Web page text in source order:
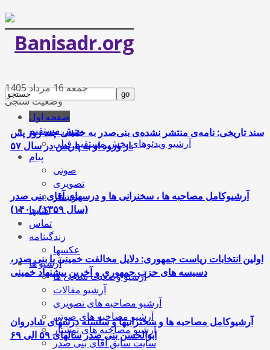
صفحه اول
پخش مستقیم
آرشیو ویدئوهای پخش مستقیم قبلی
پیام
صوتی
تصویری
نوشتار
کتابها
تماس
زندگینامه
عکسها
آرشیو ها
آرشیو وضعیت سنجی ها
آرشیو مقالات
آرشیو مصاخبه های تصویری
آرشیو مصاخبه های صوتی
آرشیو مصاخبه های نوشتار
سایت سابق آقای بنی صدر
جمعه 16 مرداد 1405
وضعیت سنجی
سند تاریخی: نامه‌ی منتشر نشده‌ی بنی‌صدر به خمینی چند روز پس
از ورود او به پاریس در سال ۵۷.
آرشیوکامل مصاحبه ها ، سخنرانی ها و درسهای آقای بنی صدر
(سال ۱۳۵۹/ ۱۴۰۰)
اولین انتخابات ریاست جمهوری: دلایل مخالفت خمینی با بنی صدر،
دسیسه های حزب جمهوری و آخرین پیشنهاد خمینی
آرشیوکامل مصاحبه ها و سخنرانیها و سلسله درسهای شادروان
ابوالحسن بنی صدر سالهای ۵۹ الی ۶۹